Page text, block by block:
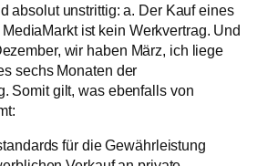
absolut unstrittig: a. Der Kauf eines
ist kein Werkvertrag. Und
wir haben März, ich liege
sechs Monaten der
Somit gilt, was ebenfalls von
für die Gewährleistung